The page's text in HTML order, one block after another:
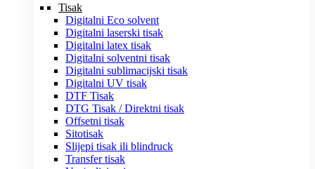
Tisak
Digitalni Eco solvent
Digitalni laserski tisak
Digitalni latex tisak
Digitalni solventni tisak
Digitalni sublimacijski tisak
Digitalni UV tisak
DTF Tisak
DTG Tisak / Direktni tisak
Offsetni tisak
Sitotisak
Slijepi tisak ili blindruck
Transfer tisak